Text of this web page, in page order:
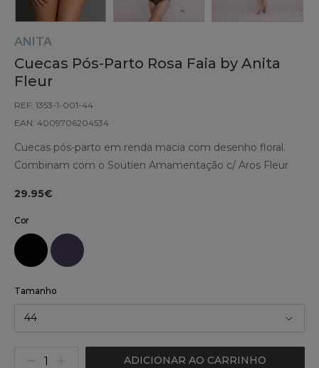
ANITA
Cuecas Pós-Parto Rosa Faia by Anita
Fleur
REF: 1353-1-001-44
EAN: 4009706204534
Cuecas pós-parto em renda macia com desenho floral.
Combinam com o Soutien Amamentação c/ Aros Fleur
29.95€
Cor
Tamanho
44
ADICIONAR AO CARRINHO